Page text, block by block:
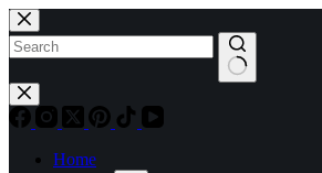
Sari
la
conținut
Niciun
rezultat
Home